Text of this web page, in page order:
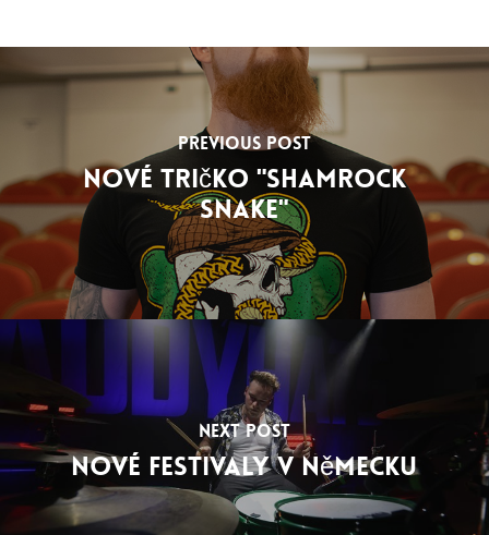
Previous Post
Nové tričko "Shamrock
Snake"
Next Post
Nové festivaly v Německu